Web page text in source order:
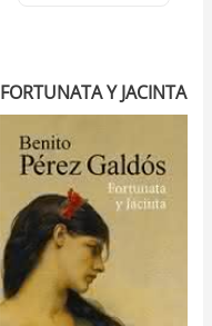
FORTUNATA Y JACINTA